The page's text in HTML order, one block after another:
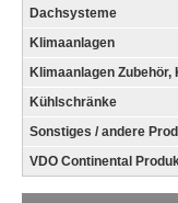
Dachsysteme
Klimaanlagen
Klimaanlagen
Kühlschränke
Sonstiges / andere
VDO Continental